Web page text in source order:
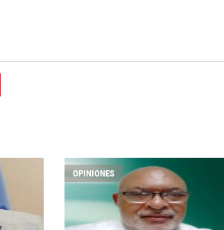
OPINIONES